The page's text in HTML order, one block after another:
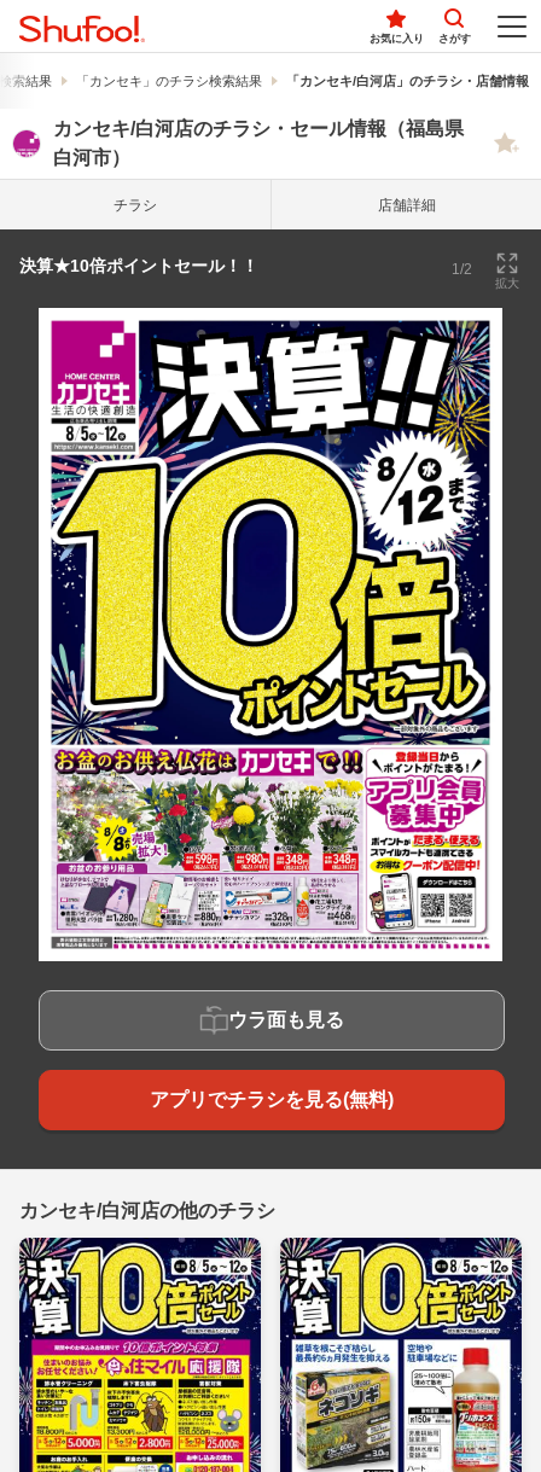
お気に入り さがす
索結果 「カンセキ」のチラシ検索結果 「カンセキ/白河店」のチラシ・店舗情報
カンセキ/白河店のチラシ・セール情報（福島県
白河市）
チラシ 店舗詳細
決算★10倍ポイントセール！！ 1/2
拡大
ウラ面も見る
アプリでチラシを見る(無料)
カンセキ/白河店の他のチラシ